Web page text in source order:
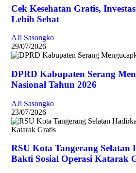
Cek Kesehatan Gratis,
Lebih Sehat
AJi Sasongko
29/07/2026
DPRD Kabupaten Serang
Nasional Tahun 2026
AJi Sasongko
23/07/2026
RSU Kota Tangerang
Bakti Sosial Operasi Katarak